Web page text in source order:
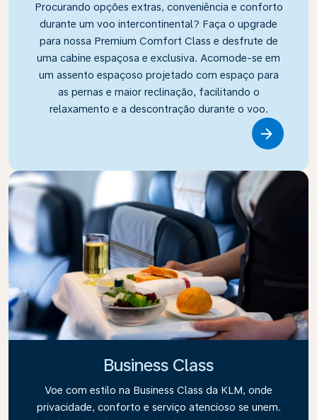
Procurando opções extras, conveniência e conforto
durante um voo intercontinental? Faça o upgrade
para nossa Premium Comfort Class e desfrute de
uma cabine espaçosa e exclusiva. Acomode-se em
um assento espaçoso projetado com espaço para
as pernas e maior reclinação, facilitando o
relaxamento e a descontração durante o voo.
Business Class
Voe com estilo na Business Class da KLM, onde
privacidade, conforto e serviço atencioso se unem.